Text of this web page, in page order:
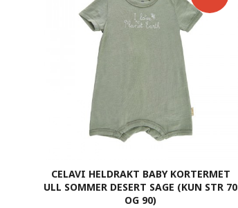
CELAVI HELDRAKT BABY KORTERMET
ULL SOMMER DESERT SAGE (KUN STR 70
OG 90)